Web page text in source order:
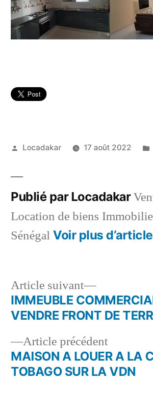
Publié
Locadakar 17 août 2022
Publié par Locadakar
Location de biens
Sénégal Voir plus
Navigation
l’article
Article précédentArticle
MAISON A LOUER A LA
TOBAGO SUR LA VDN
Article suivant
Article
suivant :
IMMEUBLE
VENDRE FRONT DE